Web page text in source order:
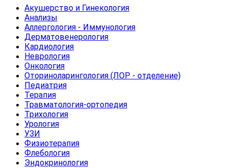
Акушерство и Гинекология
Анализы
Аллергология - Иммунология
Дерматовенерология
Кардиология
Неврология
Онкология
Оториноларингология (ЛОР - отделение)
Педиатрия
Терапия
Травматология-ортопедия
Трихология
Урология
УЗИ
Физиотерапия
Флебология
Эндокринология